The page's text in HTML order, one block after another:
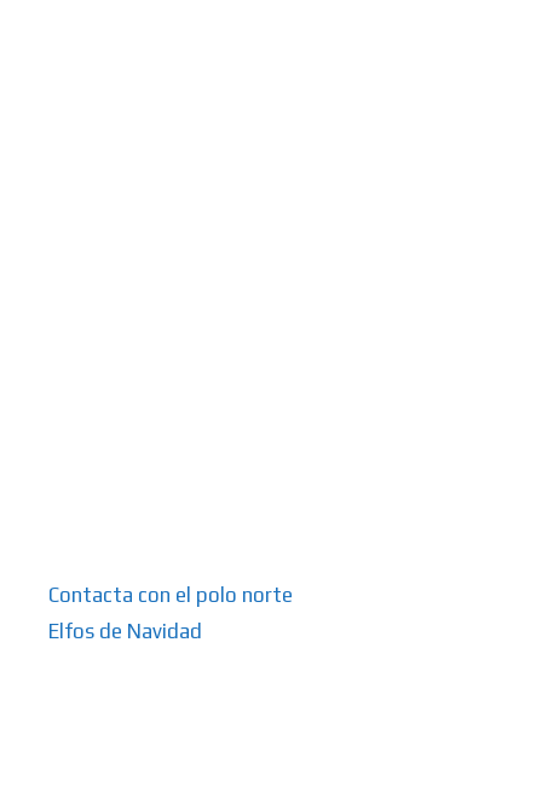
Contacta con el polo norte
Elfos de Navidad